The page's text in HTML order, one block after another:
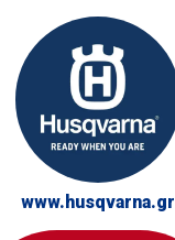
www.husqvarna.gr